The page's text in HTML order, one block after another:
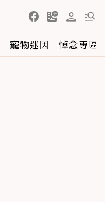
寵物迷因 悼念專區